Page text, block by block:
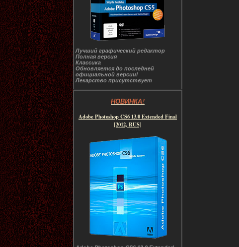
Лучший графический редактор
Полная версия
Классика
Обновляется до последней
официальной версии!
Лекарство присутствует
НОВИНКА!
Adobe Photoshop CS6 13.0 Extended Final
[2012, RUS]